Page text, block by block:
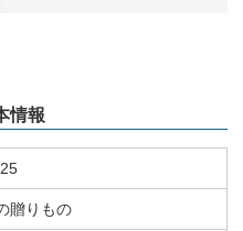
情報
贈りもの